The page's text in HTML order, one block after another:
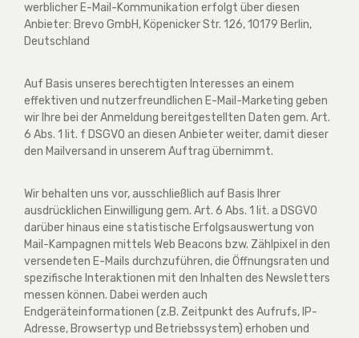
werblicher E-Mail-Kommunikation erfolgt über diesen
Anbieter: Brevo GmbH, Köpenicker Str. 126, 10179 Berlin,
Deutschland
Auf Basis unseres berechtigten Interesses an einem
effektiven und nutzerfreundlichen E-Mail-Marketing geben
wir Ihre bei der Anmeldung bereitgestellten Daten gem. Art.
6 Abs. 1 lit. f DSGVO an diesen Anbieter weiter, damit dieser
den Mailversand in unserem Auftrag übernimmt.
Wir behalten uns vor, ausschließlich auf Basis Ihrer
ausdrücklichen Einwilligung gem. Art. 6 Abs. 1 lit. a DSGVO
darüber hinaus eine statistische Erfolgsauswertung von
Mail-Kampagnen mittels Web Beacons bzw. Zählpixel in den
versendeten E-Mails durchzuführen, die Öffnungsraten und
spezifische Interaktionen mit den Inhalten des Newsletters
messen können. Dabei werden auch
Endgeräteinformationen (z.B. Zeitpunkt des Aufrufs, IP-
Adresse, Browsertyp und Betriebssystem) erhoben und